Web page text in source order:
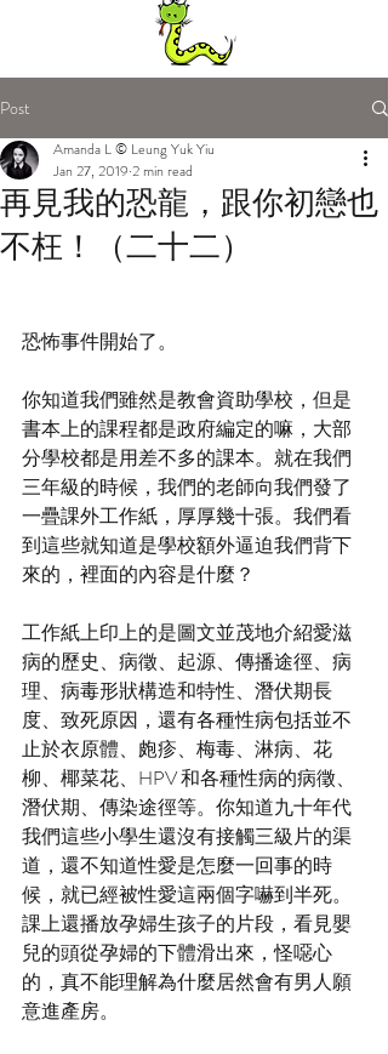
Post
再見我的恐龍，跟你初戀也
不枉！（二十二）
Amanda L © Leung Yuk Yiu
Jan 27, 2019 2 min read
恐怖事件開始了。
你知道我們雖然是教會資助學校，但是
書本上的課程都是政府編定的嘛，大部
分學校都是用差不多的課本。就在我們
三年級的時候，我們的老師向我們發了
一疊課外工作紙，厚厚幾十張。我們看
到這些就知道是學校額外逼迫我們背下
來的，裡面的內容是什麼？
工作紙上印上的是圖文並茂地介紹愛滋
病的歷史、病徵、起源、傳播途徑、病
理、病毒形狀構造和特性、潛伏期長
度、致死原因，還有各種性病包括並不
止於衣原體、皰疹、梅毒、淋病、花
柳、椰菜花、HPV 和各種性病的病徵、
潛伏期、傳染途徑等。你知道九十年代
我們這些小學生還沒有接觸三級片的渠
道，還不知道性愛是怎麼一回事的時
候，就已經被性愛這兩個字嚇到半死。
課上還播放孕婦生孩子的片段，看見嬰
兒的頭從孕婦的下體滑出來，怪噁心
的，真不能理解為什麼居然會有男人願
意進產房。